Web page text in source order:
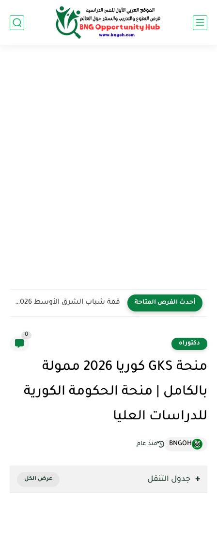
أحدث الفرص المتاحة قمة شباب الشرق الأوسط YBB 2026 في المملكة العربية السعودية...
دكتوراه
0
منحة GKS كوريا 2026 ممولة
بالكامل | منحة الحكومة الكورية
للدراسات العليا
BNGOH منذ عام
جدول التنقل